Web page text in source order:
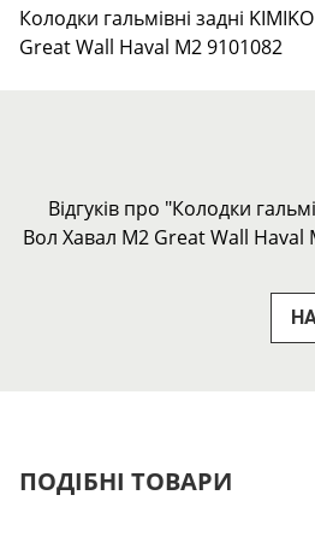
Колодки гальмівні задні
Great Wall Haval M2 9101082
Відгуків про "Колодки
Вол Хавал М2 Great Wall Haval
ПОДІБНІ ТОВАРИ